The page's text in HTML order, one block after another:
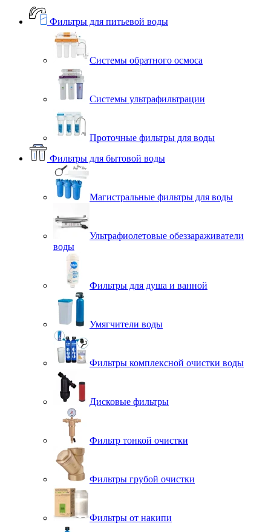
Фильтры для питьевой воды
Системы обратного осмоса
Системы ультрафильтрации
Проточные фильтры для воды
Фильтры для бытовой воды
Магистральные фильтры для воды
Ультрафиолетовые обеззараживатели
воды
Фильтры для душа и ванной
Умягчители воды
Фильтры комплексной очистки воды
Дисковые фильтры
Фильтр тонкой очистки
Фильтры грубой очистки
Фильтры от накипи